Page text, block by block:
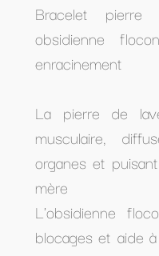
Bracelet
obsidienne
enracinement
La pierre de
musculaire,
organes et
mère
L'obsidienne
blocages et aide